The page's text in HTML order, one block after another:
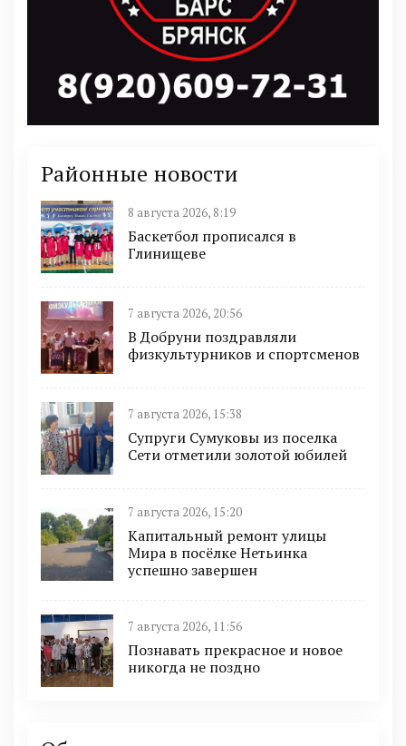
Районные новости
8 августа 2026, 8:19
Баскетбол прописался в
Глинищеве
7 августа 2026, 20:56
В Добруни поздравляли
физкультурников и спортсменов
7 августа 2026, 15:38
Супруги Сумуковы из поселка
Сети отметили золотой юбилей
7 августа 2026, 15:20
Капитальный ремонт улицы
Мира в посёлке Нетьинка
успешно завершен
7 августа 2026, 11:56
Познавать прекрасное и новое
никогда не поздно